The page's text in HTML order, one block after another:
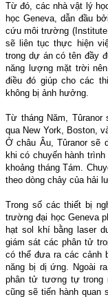
Từ đó, các nhà vật lý
học Geneva, dẫn đầu
cứu môi trường
sẽ liên tục thực hiện
trong dự án có tên đầy
năng lượng mặt trời
điều đó giúp cho các
không bị ảnh hưởng.
Từ tháng Năm,
qua New York, Boston,
Ở châu Âu, Tûranor sẽ
khi có chuyến hành
khoảng tháng Tám.
theo dòng chảy của hải
Trong số các thiết bị
trường đại học Geneva
hạt sol khí bằng laser
giám sát các phân tử
có thể đưa ra các cảnh
năng bị dị ứng. Ngoài
phân tử tương tự trong
cũng sẽ tiến hành